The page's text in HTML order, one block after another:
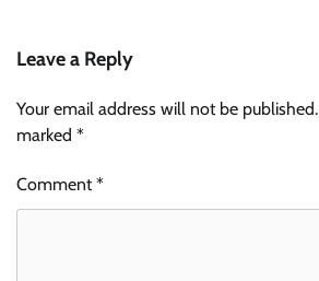
Leave a Reply
Your email address will not be published.
marked *
Comment*